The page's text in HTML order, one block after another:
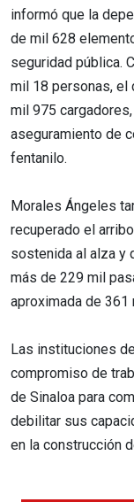
informó que la
de mil 628
seguridad pública.
mil 18 personas, el
mil 975
aseguramiento de
fentanilo.
Morales Ángeles
recuperado el
sostenida al alza y
más de 229 mil
aproximada de
Las instituciones
compromiso de
de Sinaloa para
debilitar sus
en la construcción